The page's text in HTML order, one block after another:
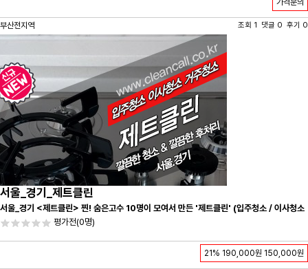
가격문의
부산전지역 조회 1 댓글 0 후기 0
서울_경기_제트클린
서울_경기 <제트클린> 찐! 숨은고수 10명이 모여서 만든 '제트클린' (입주청소 / 이사청소
/ 줄눈시공) 항상 꼼꼼하게 친절하게 응대하겠습니다^-^
평가전(0명)
21% 190,000원 150,000원